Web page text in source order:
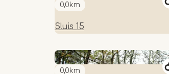
0,0km
Sluis 15
0,0km